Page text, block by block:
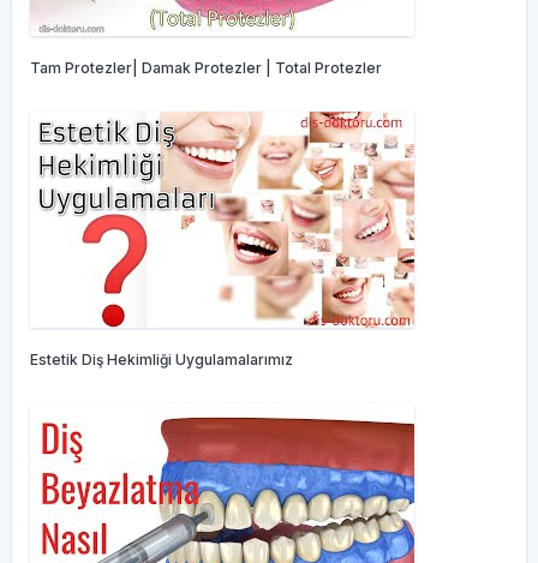
Tam Protezler| Damak Protezler | Total Protezler
Estetik Diş Hekimliği Uygulamalarımız